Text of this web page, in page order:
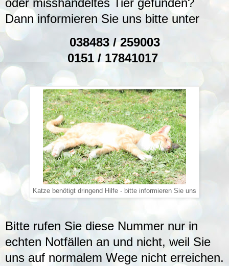
Dann informieren Sie uns bitte unter
038483 / 259003
0151 / 17841017
Katze benötigt dringend Hilfe - bitte informieren Sie uns
Bitte rufen Sie diese Nummer nur in
echten Notfällen an und nicht, weil Sie
uns auf normalem Wege nicht erreichen.